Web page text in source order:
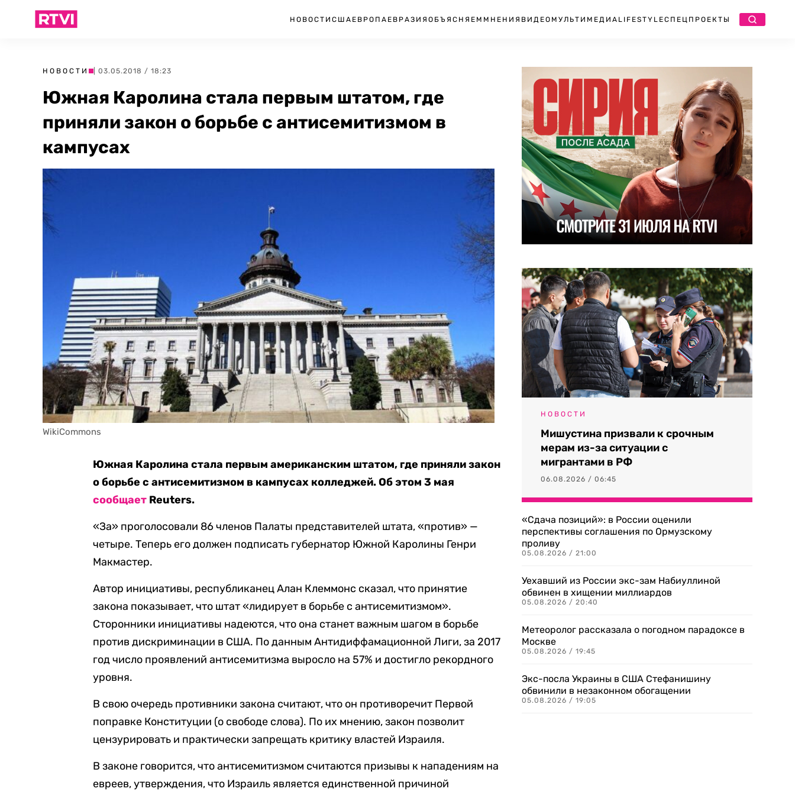
НОВОСТИ США ЕВРОПА ЕВРАЗИЯ ОБЪЯСНЯЕМ МНЕНИЯ ВИДЕО МУЛЬТИМЕДИА LIFESTYLEСПЕЦПРОЕКТЫ
НОВОСТИ | 03.05.2018 / 18:23
Южная Каролина стала первым штатом, где
приняли закон о борьбе с антисемитизмом в
кампусах
WikiCommons
Южная Каролина стала первым американским штатом, где приняли закон
о борьбе с антисемитизмом в кампусах колледжей. Об этом 3 мая
сообщает Reuters.
«За» проголосовали 86 членов Палаты представителей штата, «против» —
четыре. Теперь его должен подписать губернатор Южной Каролины Генри
Макмастер.
Автор инициативы, республиканец Алан Клеммонс сказал, что принятие
закона показывает, что штат «лидирует в борьбе с антисемитизмом».
Сторонники инициативы надеются, что она станет важным шагом в борьбе
против дискриминации в США. По данным Антидиффамационной Лиги, за 2017
год число проявлений антисемитизма выросло на 57% и достигло рекордного
уровня.
В свою очередь противники закона считают, что он противоречит Первой
поправке Конституции (о свободе слова). По их мнению, закон позволит
цензурировать и практически запрещать критику властей Израиля.
В законе говорится, что антисемитизмом считаются призывы к нападениям на
евреев, утверждения, что Израиль является единственной причиной
НОВОСТИ
Мишустина призвали к срочным
мерам из-за ситуации с
мигрантами в РФ
06.08.2026 / 06:45
«Сдача позиций»: в России оценили
перспективы соглашения по Ормузскому
проливу
05.08.2026 / 21:00
Уехавший из России экс-зам Набиуллиной
обвинен в хищении миллиардов
05.08.2026 / 20:40
Метеоролог рассказала о погодном парадоксе в
Москве
05.08.2026 / 19:45
Экс-посла Украины в США Стефанишину
обвинили в незаконном обогащении
05.08.2026 / 19:05